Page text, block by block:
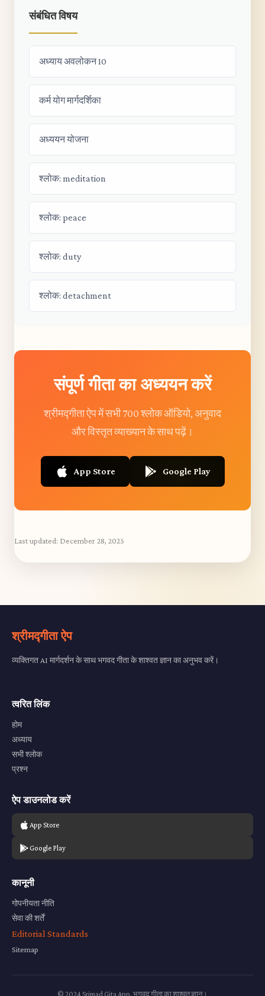
संबंधित विषय
अध्याय अवलोकन 10
कर्म योग मार्गदर्शिका
अध्ययन योजना
श्लोक: meditation
श्लोक: peace
श्लोक: duty
श्लोक: detachment
संपूर्ण गीता का अध्ययन करें
श्रीमद्गीता ऐप में सभी 700 श्लोक ऑडियो, अनुवाद
और विस्तृत व्याख्यान के साथ पढ़ें।
App Store Google Play
Last updated: December 28, 2025
श्रीमद्गीता ऐप
व्यक्तिगत AI मार्गदर्शन के साथ भगवद गीता के शाश्वत ज्ञान का अनुभव करें।
त्वरित लिंक
होम
अध्याय
सभी श्लोक
प्रश्न
ऐप डाउनलोड करें
App Store
Google Play
कानूनी
गोपनीयता नीति
सेवा की शर्तें
Editorial Standards
Sitemap
© 2024 Srimad Gita App. भगवद गीता का शाश्वत ज्ञान।